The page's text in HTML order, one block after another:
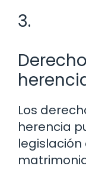
3.
Los
herencia